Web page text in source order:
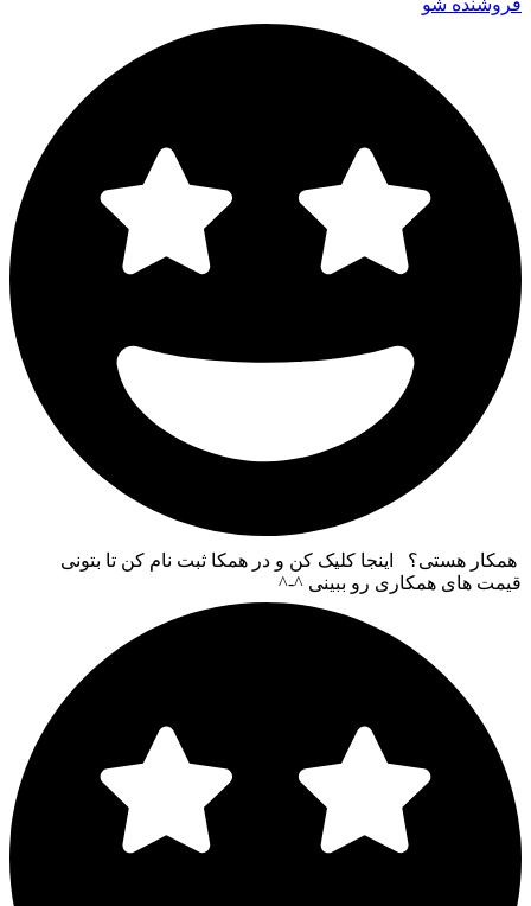
فروشنده شو
همکار هستی؟ اینجا کلیک کن و در همکا ثبت نام کن تا بتونی
قیمت های همکاری رو ببینی ^-^